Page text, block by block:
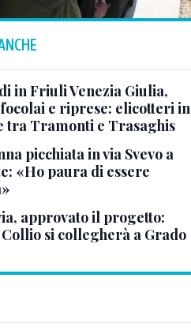
in Friuli Venezia Giulia,
e riprese: elicotteri in
tra Tramonti e Trasaghis
picchiata in via Svevo a
«Ho paura di essere
approvato il progetto:
si collegherà a Grado